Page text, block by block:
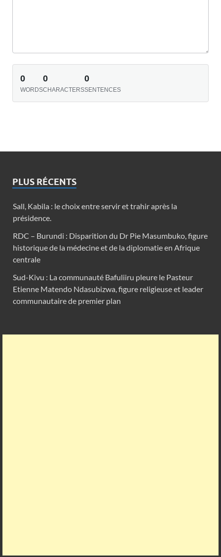
0
WORDS
0
CHARACTERS
0
SENTENCES
PLUS RÉCENTS
Sall, Kabila : le choix entre servir et trahir après la
présidence.
RDC – Burundi : Disparition du Dr Pie Masumbuko, figure
historique de la médecine et de la diplomatie en Afrique
centrale
Sud-Kivu : La communauté Bafuliiru pleure le Pasteur
Etienne Matendo Ndasubizwa, figure religieuse et leader
communautaire de premier plan